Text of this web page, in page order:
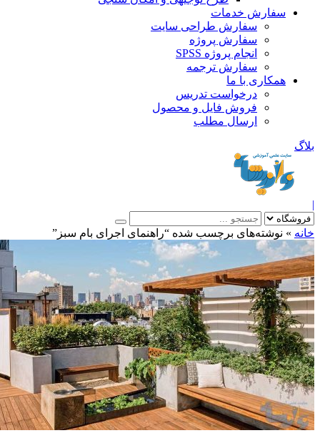
سفارش خدمات
سفارش طراحی سایت
سفارش پروژه
انجام پروژه SPSS
سفارش ترجمه
همکاری با ما
درخواست تدریس
فروش فایل و محصول
ارسال مطلب
»نوشته‌های برچسب شده “راهنمای اجرای بام سبز”